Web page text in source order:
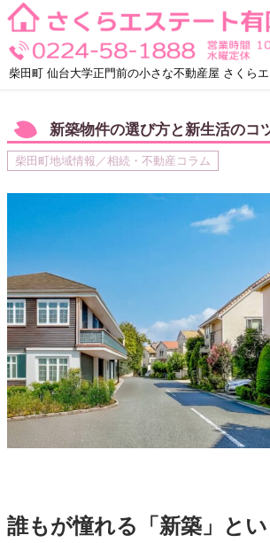
Skip
to
content
柴田町 仙台大学正門前の小さな不動産屋 さくらエ
新築物件の選び方と新生活のコ
柴田町地域情報／相続・不動産コラム
誰もが憧れる「新築」と